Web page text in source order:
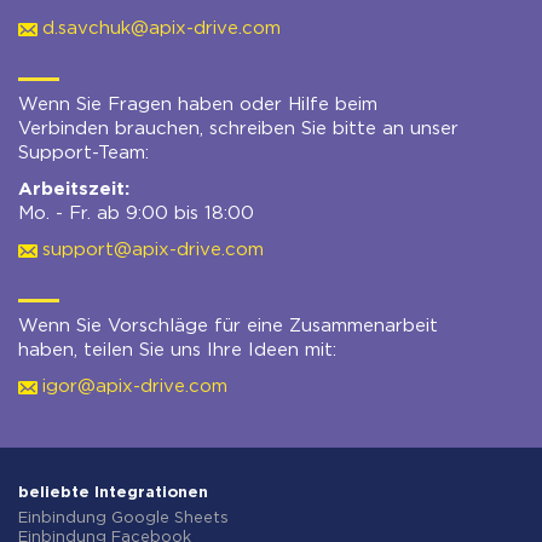
d.savchuk@apix-drive.com
Wenn Sie Fragen haben oder Hilfe beim
Verbinden brauchen, schreiben Sie bitte an unser
Support-Team:
Arbeitszeit:
Mo. - Fr. ab 9:00 bis 18:00
support@apix-drive.com
Wenn Sie Vorschläge für eine Zusammenarbeit
haben, teilen Sie uns Ihre Ideen mit:
igor@apix-drive.com
beliebte Integrationen
Einbindung Google Sheets
Einbindung Facebook